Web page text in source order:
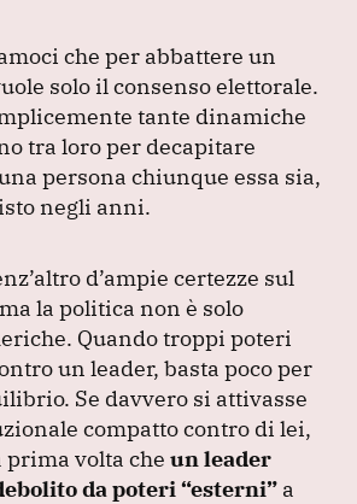
che per abbattere un
solo il consenso elettorale.
tante dinamiche
tra loro per decapitare
persona chiunque essa sia,
negli anni.
d’ampie certezze sul
la politica non è solo
Quando troppi poteri
un leader, basta poco per
Se davvero si attivasse
compatto contro di lei,
prima volta che un leader
da poteri “esterni” a